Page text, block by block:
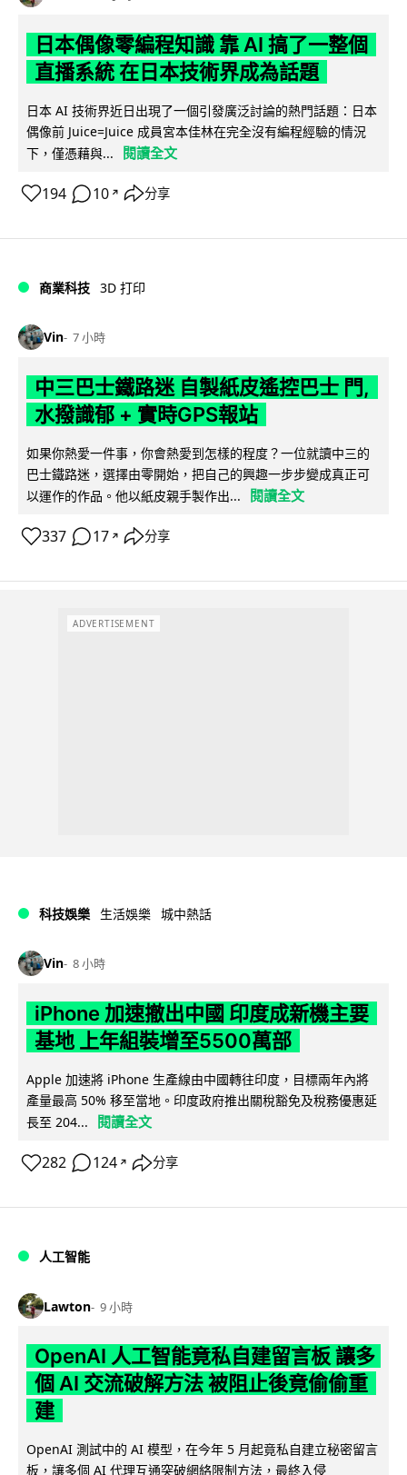
日本偶像零編程知識 靠 AI 搞了一整個
直播系統 在日本技術界成為話題
日本 AI 技術界近日出現了一個引發廣泛討論的熱門話題：日本
偶像前 Juice=Juice 成員宮本佳林在完全沒有編程經驗的情況
下，僅憑藉與...
閱讀全文
194 10 ↗ 分享
商業科技 3D 打印
Vin 7 小時
中三巴士鐵路迷 自製紙皮遙控巴士 門,
水撥識郁 + 實時GPS報站
如果你熱愛一件事，你會熱愛到怎樣的程度？一位就讀中三的
巴士鐵路迷，選擇由零開始，把自己的興趣一步步變成真正可
以運作的作品。他以紙皮親手製作出...
閱讀全文
337 17 ↗ 分享
ADVERTISEMENT
科技娛樂 生活娛樂 城中熱話
Vin 8 小時
iPhone 加速撤出中國 印度成新機主要
基地 上年組裝增至5500萬部
Apple 加速將 iPhone 生產線由中國轉往印度，目標兩年內將
產量最高 50% 移至當地。印度政府推出關稅豁免及稅務優惠延
長至 204...
閱讀全文
282 124 ↗ 分享
人工智能
Lawton 9 小時
OpenAI 人工智能竟私自建留言板 讓多
個 AI 交流破解方法 被阻止後竟偷偷重
建
OpenAI 測試中的 AI 模型，在今年 5 月起竟私自建立秘密留言
板，讓多個 AI 代理互通突破網絡限制方法，最終入侵